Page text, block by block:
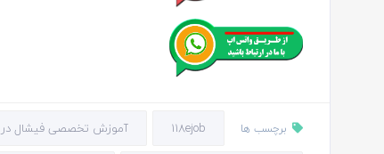
برچسب ها 118ejob آموزش تخصصی فیشال در